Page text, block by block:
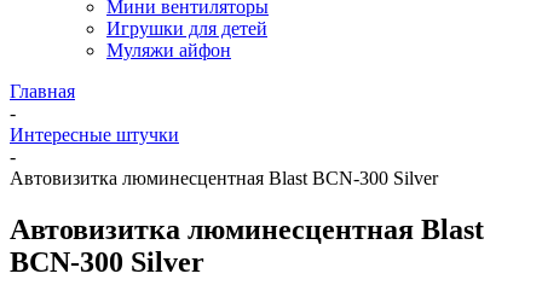
Мини вентиляторы
Игрушки для детей
Муляжи айфон
Главная
-
Интересные штучки
-
Автовизитка люминесцентная Blast BCN-300 Silver
Автовизитка люминесцентная Blast
BCN-300 Silver